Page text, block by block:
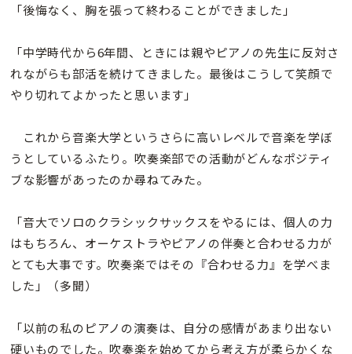
「後悔なく、胸を張って終わることができました」
「中学時代から6年間、ときには親やピアノの先生に反対さ
れながらも部活を続けてきました。最後はこうして笑顔で
やり切れてよかったと思います」
これから音楽大学というさらに高いレベルで音楽を学ぼ
うとしているふたり。吹奏楽部での活動がどんなポジティ
ブな影響があったのか尋ねてみた。
「音大でソロのクラシックサックスをやるには、個人の力
はもちろん、オーケストラやピアノの伴奏と合わせる力が
とても大事です。吹奏楽ではその『合わせる力』を学べま
した」（多聞）
「以前の私のピアノの演奏は、自分の感情があまり出ない
硬いものでした。吹奏楽を始めてから考え方が柔らかくな